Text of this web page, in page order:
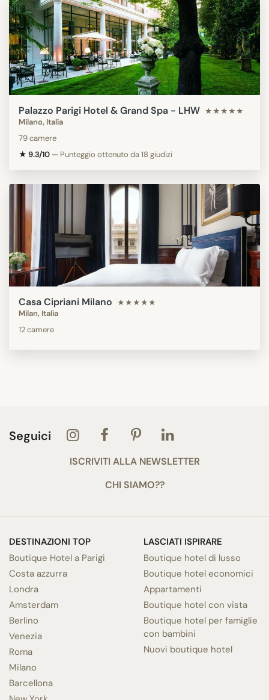
Palazzo Parigi Hotel & Grand Spa - LHW ★★★★★
Milano, Italia
79 camere
★ 9.3/10 — Punteggio ottenuto da 18 giudizi
Casa Cipriani Milano ★★★★★
Milan, Italia
12 camere
Seguici
ISCRIVITI ALLA NEWSLETTER
CHI SIAMO??
DESTINAZIONI TOP
Boutique Hotel a Parigi
Costa azzurra
Londra
Amsterdam
Berlino
Venezia
Roma
Milano
Barcellona
LASCIATI ISPIRARE
Boutique hotel di lusso
Boutique hotel economici
Appartamenti
Boutique hotel con vista
Boutique hotel per famiglie
con bambini
Nuovi boutique hotel